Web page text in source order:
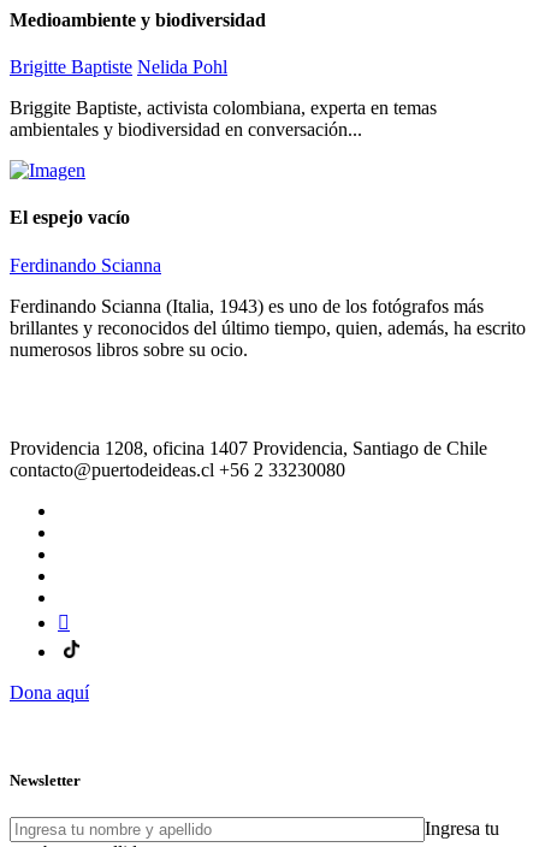
Medioambiente y biodiversidad
Brigitte Baptiste Nelida Pohl
Briggite Baptiste, activista colombiana, experta en temas
ambientales y biodiversidad en conversación...
El espejo vacío
Ferdinando Scianna
Ferdinando Scianna (Italia, 1943) es uno de los fotógrafos más
brillantes y reconocidos del último tiempo, quien, además, ha escrito
numerosos libros sobre su ocio.
Providencia 1208, oficina 1407 Providencia, Santiago de Chile
contacto@puertodeideas.cl +56 2 33230080
Dona aquí
Newsletter
Ingresa tu